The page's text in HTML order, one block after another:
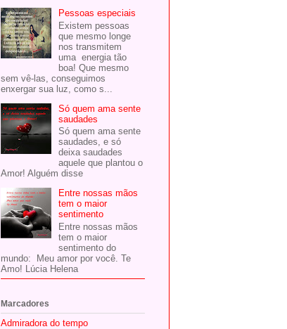
Pessoas especiais
Existem pessoas
que mesmo longe
nos transmitem
uma energia tão
boa! Que mesmo
sem vê-las, conseguimos
enxergar sua luz, como s...
Só quem ama sente
saudades
Só quem ama sente
saudades, e só
deixa saudades
aquele que plantou o
Amor! Alguém disse
Entre nossas mãos
tem o maior
sentimento
Entre nossas mãos
tem o maior
sentimento do
mundo: Meu amor por você. Te
Amo! Lúcia Helena
Marcadores
Admiradora do tempo